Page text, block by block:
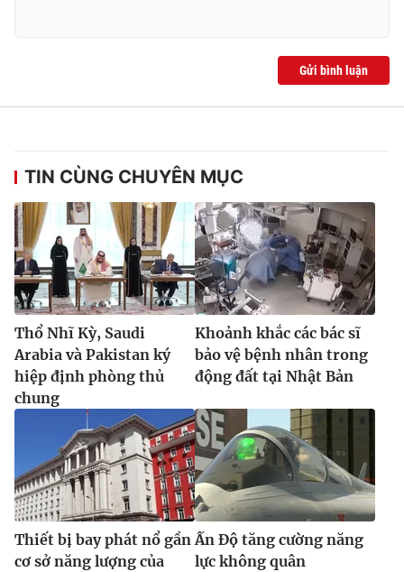
Gửi bình luận
TIN CÙNG CHUYÊN MỤC
Thổ Nhĩ Kỳ, Saudi
Arabia và Pakistan ký
hiệp định phòng thủ
chung
Khoảnh khắc các bác sĩ
bảo vệ bệnh nhân trong
động đất tại Nhật Bản
Thiết bị bay phát nổ gần
cơ sở năng lượng của
Ấn Độ tăng cường năng
lực không quân